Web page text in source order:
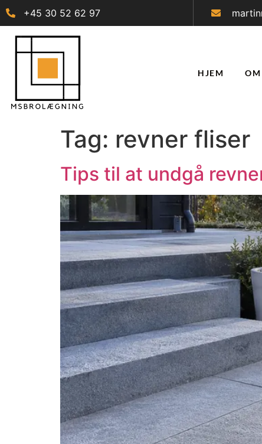
+45 30 52 62 97
HJEM OM
Tag: revner fliser
Tips til at undgå